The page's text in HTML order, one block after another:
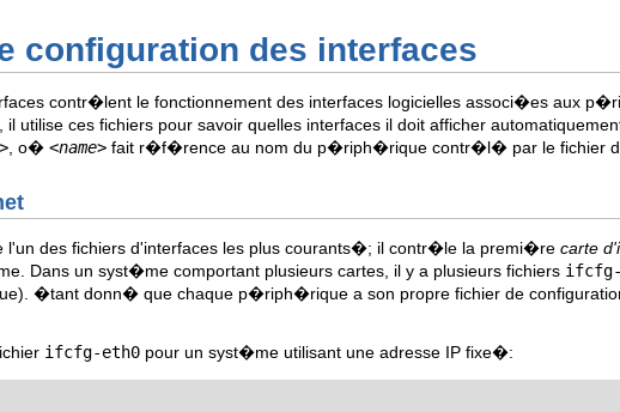
configuration des interfaces
contr�lent le fonctionnement des interfaces logicielles associ�es aux
ces fichiers pour savoir quelles interfaces il doit afficher
, o� <name> fait r�f�rence au nom du p�riph�rique contr�l� par le fichier
l'un des fichiers d'interfaces les plus courants�; il contr�le la premi�re carte
Dans un syst�me comportant plusieurs cartes, il y a plusieurs fichiers
�tant donn� que chaque p�riph�rique a son propre fichier de
ifcfg-eth0 pour un syst�me utilisant une adresse IP fixe�: